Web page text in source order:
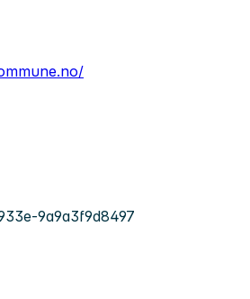
9a9a3f9d8497